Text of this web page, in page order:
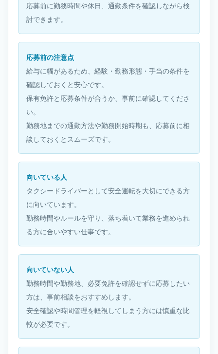
応募前に勤務時間や休日、通勤条件を確認しながら検
討できます。
応募前の注意点
給与に幅があるため、経験・勤務形態・手当の条件を
確認しておくと安心です。
保有免許と応募条件が合うか、事前に確認してくださ
い。
勤務地までの通勤方法や勤務開始時期も、応募前に相
談しておくとスムーズです。
向いている人
タクシードライバーとして安全運転を大切にできる方
に向いています。
勤務時間やルールを守り、落ち着いて業務を進められ
る方に合いやすい仕事です。
向いていない人
勤務時間や勤務地、必要免許を確認せずに応募したい
方は、事前相談をおすすめします。
安全確認や時間管理を軽視してしまう方には慎重な比
較が必要です。